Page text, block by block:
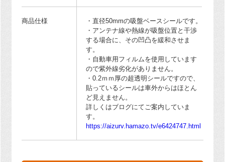
商品仕様
・直径50mmの吸盤ベースシールです。
・アンテナ線や熱線が吸盤位置と干渉
する場合に、その凹凸を緩和させま
す。
・自動車用フィルムを使用しています
ので紫外線劣化がありません。
・0.2ｍｍ厚の超透明シールですので、
貼っているシールは車外からはほとん
ど見えません。
詳しくはブログにてご案内していま
す。
https://aizurv.hamazo.tv/e6424747.html